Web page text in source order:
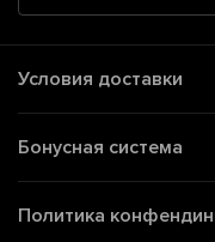
Условия доставки
Бонусная система
Политика